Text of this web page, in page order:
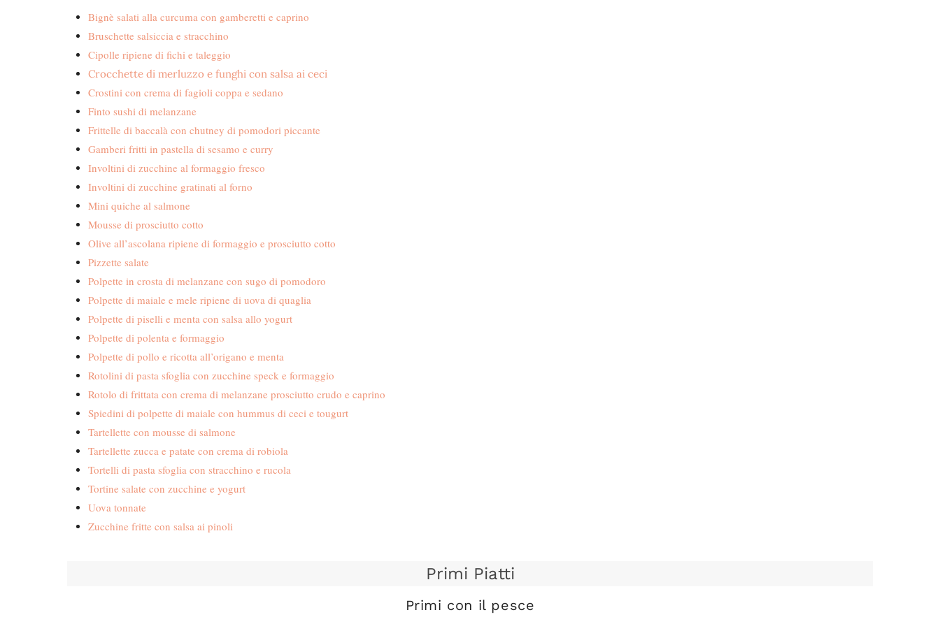
Bignè salati alla curcuma con gamberetti e caprino
Bruschette salsiccia e stracchino
Cipolle ripiene di fichi e taleggio
Crocchette di merluzzo e funghi con salsa ai ceci
Crostini con crema di fagioli coppa e sedano
Finto sushi di melanzane
Frittelle di baccalà con chutney di pomodori piccante
Gamberi fritti in pastella di sesamo e curry
Involtini di zucchine al formaggio fresco
Involtini di zucchine gratinati al forno
Mini quiche al salmone
Mousse di prosciutto cotto
Olive all’ascolana ripiene di formaggio e prosciutto cotto
Pizzette salate
Polpette in crosta di melanzane con sugo di pomodoro
Polpette di maiale e mele ripiene di uova di quaglia
Polpette di piselli e menta con salsa allo yogurt
Polpette di polenta e formaggio
Polpette di pollo e ricotta all’origano e menta
Rotolini di pasta sfoglia con zucchine speck e formaggio
Rotolo di frittata con crema di melanzane prosciutto crudo e caprino
Spiedini di polpette di maiale con hummus di ceci e tougurt
Tartellette con mousse di salmone
Tartellette zucca e patate con crema di robiola
Tortelli di pasta sfoglia con stracchino e rucola
Tortine salate con zucchine e yogurt
Uova tonnate
Zucchine fritte con salsa ai pinoli
Primi Piatti
Primi con il pesce